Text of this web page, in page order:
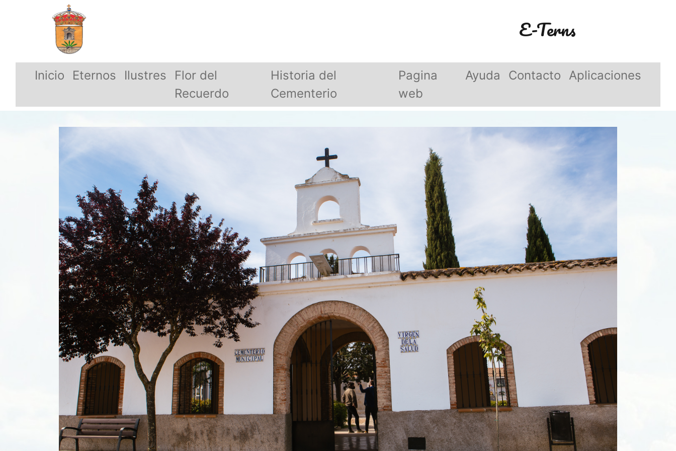
E-Terns
Inicio Eternos Ilustres
Flor del
Recuerdo
Historia del
Cementerio
Pagina
web
Ayuda Contacto Aplicaciones